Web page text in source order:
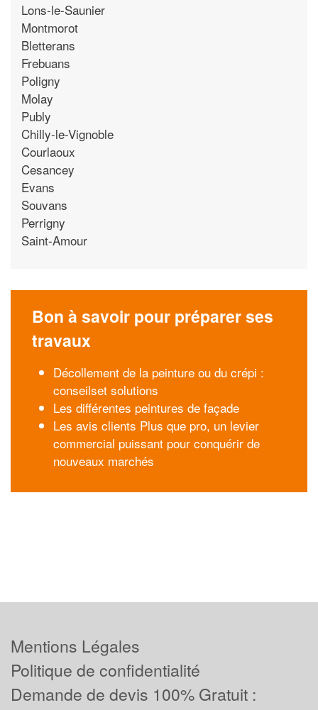
Lons-le-Saunier
Montmorot
Bletterans
Frebuans
Poligny
Molay
Publy
Chilly-le-Vignoble
Courlaoux
Cesancey
Evans
Souvans
Perrigny
Saint-Amour
Bon à savoir pour préparer ses
travaux
Décollement de la peinture ou du crépi :
conseilset solutions
Les différentes peintures de façade
Les avis clients Plus que pro, un levier
commercial puissant pour conquérir de
nouveaux marchés
Mentions Légales
Politique de confidentialité
Demande de devis 100% Gratuit :